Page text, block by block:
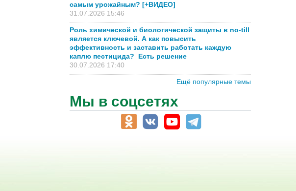
самым урожайным? [+ВИДЕО]
31.07.2026 15:46
Роль химической и биологической защиты в no-till
является ключевой. А как повысить
эффективность и заставить работать каждую
каплю пестицида? Есть решение
30.07.2026 17:40
Ещё популярные темы
Мы в соцсетях